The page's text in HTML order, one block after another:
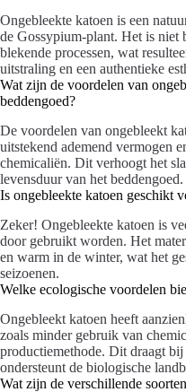
Ongebleekte katoen is een
de Gossypium-plant. Het is niet
blekende processen, wat
uitstraling en een authentieke
Wat zijn de voordelen van
beddengoed?
De voordelen van ongebleekt
uitstekend ademend vermogen
chemicaliën. Dit verhoogt het
levensduur van het beddengoed.
Is ongebleekte katoen geschikt
Zeker! Ongebleekte katoen is
door gebruikt worden. Het
en warm in de winter, wat het
seizoenen.
Welke ecologische voordelen
Ongebleekt katoen heeft
zoals minder gebruik van
productiemethode. Dit draagt bij
ondersteunt de biologische
Wat zijn de verschillende